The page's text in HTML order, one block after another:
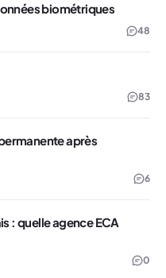
biométriques
48
83
après
6
: quelle agence ECA
0